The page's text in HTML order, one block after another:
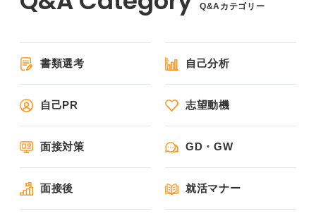
Q&Aカテゴリー
書類選考 自己分析
自己PR 志望動機
面接対策 GD・GW
面接後 就活マナー